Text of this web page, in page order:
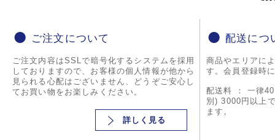
ご注文について
ご注文内容はSSLで暗号化するシステムを採用
しておりますので、お客様の個人情報が他から
見られる心配はございません、どうぞご安心し
てお買い物をお楽しみください。
詳しく見る
配送につ
商品やエリアに
す。会員登録時
配送料 ： 一律
別) 3000円以上
ます。